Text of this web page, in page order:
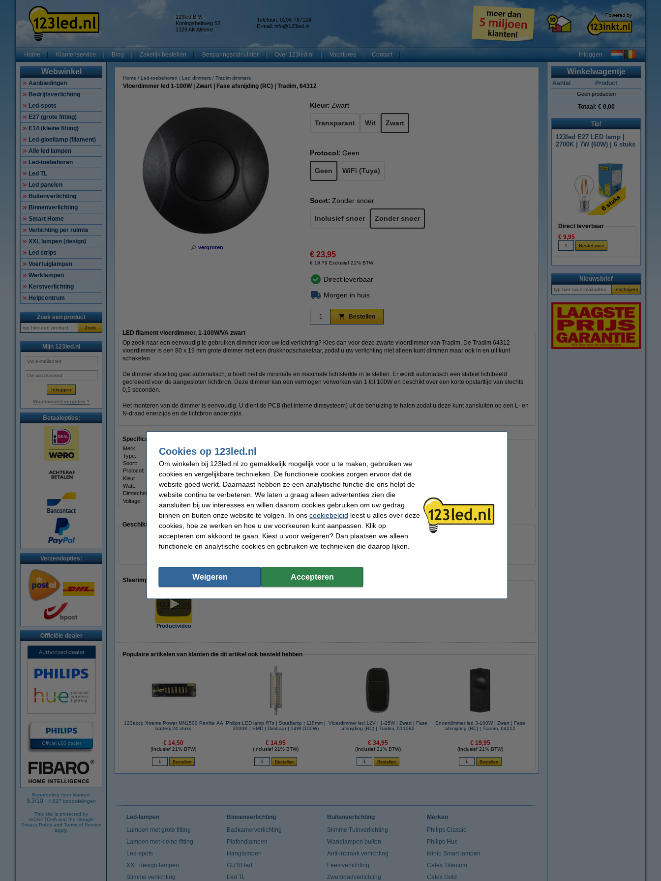
123led B.V.
Koningsbeltweg 52
1329 AK Almere
Telefoon: 0294-787124
E-mail: info@123led.nl
Home Klantenservice Blog Zakelijk bestellen Besparingscalculator Over 123led.nl Vacatures Contact Inloggen
Webwinkel
Aanbiedingen
Bedrijfsverlichting
Led-spots
E27 (grote fitting)
E14 (kleine fitting)
Led-gloeilamp (filament)
Alle led lampen
Led-toebehoren
Led TL
Led panelen
Buitenverlichting
Binnenverlichting
Smart Home
Verlichting per ruimte
XXL lampen (design)
Led strips
Voertuiglampen
Werklampen
Kerstverlichting
Helpcentrum
Zoek een product
Zoek
Mijn 123led.nl
Wachtwoord vergeten ?
Betaalopties:
Verzendopties:
Officiële dealer
Beoordeling door klanten:
9.3/10 - 4.827 beoordelingen
This site is protected by
reCAPTCHA and the Google
Privacy Policy and Terms of Service
apply.
Home Led-toebehoren Led dimmers Tradim dimmers
Vloerdimmer led 1-100W | Zwart | Fase afsnijding (RC) | Tradim, 64312
vergroten
Kleur: Zwart
Transparant Wit Zwart
Protocol: Geen
Geen WiFi (Tuya)
Soort: Zonder snoer
Inclusief snoer Zonder snoer
€ 23,95
€ 19,79 Exclusief 21% BTW
Direct leverbaar
Morgen in huis
Bestellen
LED filament vloerdimmer, 1-100W/VA zwart
Op zoek naar een eenvoudig te gebruiken dimmer voor uw led verlichting? Kies dan voor deze zwarte vloerdimmer van Tradim. De Tradim 64312
vloerdimmer is een 80 x 19 mm grote dimmer met een drukknopschakelaar, zodat u uw verlichting niet alleen kunt dimmen maar ook in en uit kunt
schakelen.
De dimmer afstelling gaat automatisch; u hoeft niet de minimale en maximale lichtsterkte in te stellen. Er wordt automatisch een stabiel lichtbeeld
gecreëerd voor de aangesloten lichtbron. Deze dimmer kan een vermogen verwerken van 1 tot 100W en beschikt over een korte opstarttijd van slechts
0,5 seconden.
Het monteren van de dimmer is eenvoudig. U dient de PCB (het interne dimsysteem) uit de behuizing te halen zodat u deze kunt aansluiten op een L- en
N-draad enerzijds en de lichtbron anderzijds.
Specificaties
Merk: Tradim
Type:
Vloerdimmer
Soort:
Zonder snoer Diameter:
Ø 80 mm
Protocol:
Geen Beschermingsniveau:
Kleur:
Zwart Video:
Productvideo
Watt:
100 W Handleiding:
PDF
Dimtechniek:
Afsnijding Oud voor nieuw:
uw oude apparaat
Voltage:
Geschikt voor
Sfeerimpressie
Productvideo
Populaire artikelen van klanten die dit artikel ook besteld hebben
123accu Xtreme Power MN1500 Penlite AA
batterij 24 stuks
€ 14,50
(Inclusief 21% BTW)
Philips LED lamp R7s | Staaflamp | 118mm |
3000K | SMD | Dimbaar | 14W (100W)
€ 14,95
(Inclusief 21% BTW)
Vloerdimmer led 12V | 1-25W | Zwart | Fase
afsnijding (RC) | Tradim, 611082
€ 34,95
(Inclusief 21% BTW)
Snoerdimmer led 3-100W | Zwart | Fase
afsnijding (RC) | Tradim, 64212
€ 19,95
(Inclusief 21% BTW)
Winkelwagentje
Aantal Product
Geen producten
Totaal: € 0,00
Tip!
123led E27 LED lamp |
2700K | 7W (60W) | 6 stuks
Direct leverbaar
€ 9,95
Nieuwsbrief
Led-lampen
Lampen met grote fitting
Lampen met kleine fitting
Led-spots
XXL design lampen
Slimme verlichting
Binnenverlichting
Badkamerverlichting
Plafondlampen
Hanglampen
GU10 led
Led TL
Buitenverlichting
Slimme Tuinverlichting
Wandlampen buiten
Anti-inbraak verlichting
Feestverlichting
Zwembadverlichting
Merken
Philips Classic
Philips Hue
Idinio Smart lampen
Calex Titanium
Calex Gold
Cookies op 123led.nl
Om winkelen bij 123led.nl zo gemakkelijk mogelijk voor u te maken, gebruiken we
cookies en vergelijkbare technieken. De functionele cookies zorgen ervoor dat de
website goed werkt. Daarnaast hebben ze een analytische functie die ons helpt de
website continu te verbeteren. We laten u graag alleen advertenties zien die
aansluiten bij uw interesses en willen daarom cookies gebruiken om uw gedrag
binnen en buiten onze website te volgen. In ons cookiebeleid leest u alles over deze
cookies, hoe ze werken en hoe u uw voorkeuren kunt aanpassen. Klik op
accepteren om akkoord te gaan. Kiest u voor weigeren? Dan plaatsen we alleen
functionele en analytische cookies en gebruiken we technieken die daarop lijken.
Weigeren Accepteren